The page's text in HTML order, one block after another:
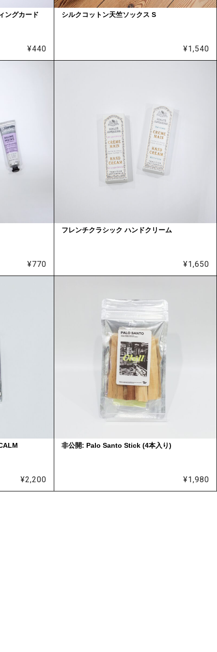
ングカード
¥440
シルクコットン天竺ソックス S
¥1,540
¥770
フレンチクラシック ハンドクリーム
¥1,650
¥2,200
非公開: Palo Santo Stick (4本入り)
¥1,980